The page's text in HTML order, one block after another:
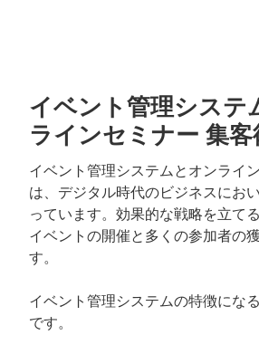
イベント管理システ
ラインセミナー 集客
イベント管理システムとオンライ
は、デジタル時代のビジネスにお
っています。効果的な戦略を立て
イベントの開催と多くの参加者の
す。
イベント管理システムの特徴にな
です。